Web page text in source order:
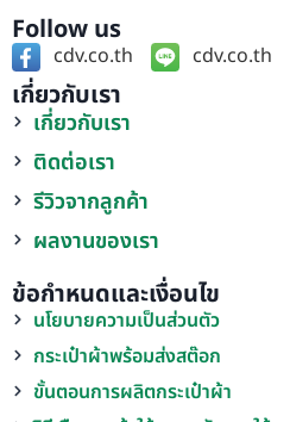
Follow us
cdv.co.th cdv.co.th
เกี่ยวกับเรา
เกี่ยวกับเรา
ติดต่อเรา
รีวิวจากลูกค้า
ผลงานของเรา
ข้อกำหนดและเงื่อนไข
นโยบายความเป็นส่วนตัว
กระเป๋าผ้าพร้อมส่งสต๊อก
ขั้นตอนการผลิตกระเป๋าผ้า